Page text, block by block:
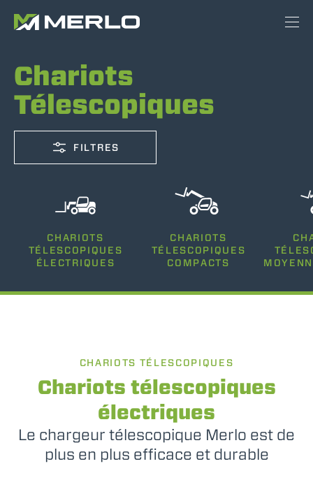
Chariots
Télescopiques
FILTRES
2500-12000
HAUTEUR DE LEVAGE
75-170
CHARIOTS
TÉLESCOPIQUES
ÉLECTRIQUES
CHARIOTS
TÉLESCOPIQUES
COMPACTS
CHARIOTS TÉLESCOPIQUES
Chariots télescopiques
électriques
Le chargeur télescopique Merlo est de
plus en plus efficace et durable